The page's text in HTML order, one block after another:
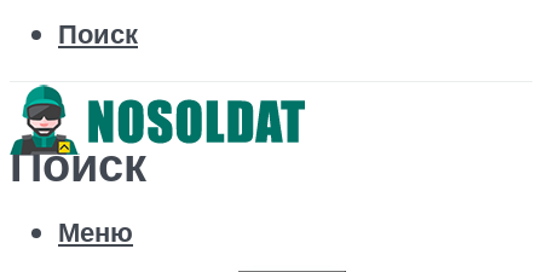
Поиск
Поиск
Меню